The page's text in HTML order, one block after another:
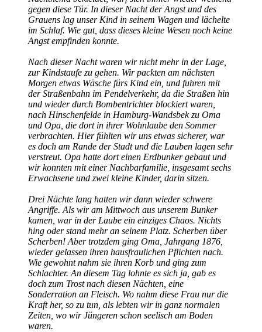
gegen diese Tür. In dieser Nacht der Angst und des
Grauens lag unser Kind in seinem Wagen und lächelte
im Schlaf. Wie gut, dass dieses kleine Wesen noch keine
Angst empfinden konnte.
Nach dieser Nacht waren wir nicht mehr in der Lage,
zur Kindstaufe zu gehen. Wir packten am nächsten
Morgen etwas Wäsche fürs Kind ein, und fuhren mit
der Straßenbahn im Pendelverkehr, da die Straßen hin
und wieder durch Bombentrichter blockiert waren,
nach Hinschenfelde in Hamburg-Wandsbek zu Oma
und Opa, die dort in ihrer Wohnlaube den Sommer
verbrachten. Hier fühlten wir uns etwas sicherer, war
es doch am Rande der Stadt und die Lauben lagen sehr
verstreut. Opa hatte dort einen Erdbunker gebaut und
wir konnten mit einer Nachbarfamilie, insgesamt sechs
Erwachsene und zwei kleine Kinder, darin sitzen.
Drei Nächte lang hatten wir dann wieder schwere
Angriffe. Als wir am Mittwoch aus unserem Bunker
kamen, war in der Laube ein einziges Chaos. Nichts
hing oder stand mehr an seinem Platz. Scherben über
Scherben! Aber trotzdem ging Oma, Jahrgang 1876,
wieder gelassen ihren hausfraulichen Pflichten nach.
Wie gewohnt nahm sie ihren Korb und ging zum
Schlachter. An diesem Tag lohnte es sich ja, gab es
doch zum Trost nach diesen Nächten, eine
Sonderration an Fleisch. Wo nahm diese Frau nur die
Kraft her, so zu tun, als lebten wir in ganz normalen
Zeiten, wo wir Jüngeren schon seelisch am Boden
waren.